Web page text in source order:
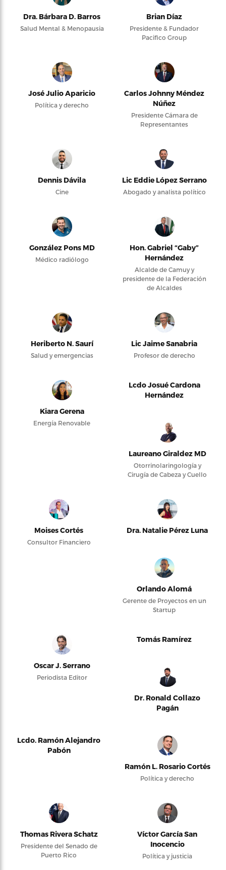
Dra. Bárbara D. Barros
Salud Mental & Menopausia
Brian Díaz
Presidente & Fundador
Pacifico Group
José Julio Aparicio
Política y derecho
Carlos Johnny Méndez
Núñez
Presidente Cámara de
Representantes
Dennis Dávila
Cine
Lic Eddie López Serrano
Abogado y analista político
González Pons MD
Médico radiólogo
Hon. Gabriel “Gaby”
Hernández
Alcalde de Camuy y
presidente de la Federación
de Alcaldes
Heriberto N. Saurí
Salud y emergencias
Lic Jaime Sanabria
Profesor de derecho
Kiara Gerena
Energía Renovable
Lcdo Josué Cardona
Hernández
Laureano Giraldez MD
Otorrinolaringología y
Cirugía de Cabeza y Cuello
Moises Cortés
Consultor Financiero
Dra. Natalie Pérez Luna
Orlando Alomá
Gerente de Proyectos en un
Startup
Oscar J. Serrano
Periodista Editor
Tomás Ramírez
Dr. Ronald Collazo
Pagán
Lcdo. Ramón Alejandro
Pabón
Ramón L. Rosario Cortés
Política y derecho
Thomas Rivera Schatz
Presidente del Senado de
Puerto Rico
Víctor García San
Inocencio
Política y justicia